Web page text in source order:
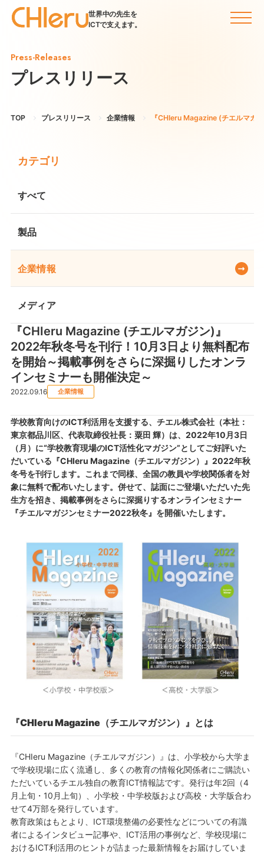
世界中の先生を
ICTで支えます。
Press-Releases
プレスリリース
TOP プレスリリース 企業情報 『CHIeru Magazine (チエルマガ
カテゴリ
すべて
製品
企業情報
メディア
『CHIeru Magazine (チエルマガジン)』
2022年秋冬号を刊行！10月3日より無料配布
を開始～掲載事例をさらに深掘りしたオンラ
インセミナーも開催決定～
2022.09.16 企業情報
学校教育向けのICT利活用を支援する、チエル株式会社（本社：
東京都品川区、代表取締役社長：粟田 輝）は、2022年10月3日
（月）に“学校教育現場のICT活性化マガジン”としてご好評いた
だいている『CHIeru Magazine（チエルマガジン）』2022年秋
冬号を刊行します。これまで同様、全国の教員や学校関係者を対
象に無料で配布いたします。併せて、誌面にご登場いただいた先
生方を招き、掲載事例をさらに深掘りするオンラインセミナー
『チエルマガジンセミナー2022秋冬』を開催いたします。
『CHIeru Magazine（チエルマガジン）』とは
『CHIeru Magazine（チエルマガジン）』は、小学校から大学ま
で学校現場に広く流通し、多くの教育の情報化関係者にご購読い
ただいているチエル独自の教育ICT情報誌です。発行は年2回（4
月上旬・10月上旬）、小学校・中学校版および高校・大学版合わ
せて4万部を発行しています。
教育政策はもとより、ICT環境整備の必要性などについての有識
者によるインタビュー記事や、ICT活用の事例など、学校現場に
おけるICT利活用のヒントが詰まった最新情報をお届けしていま